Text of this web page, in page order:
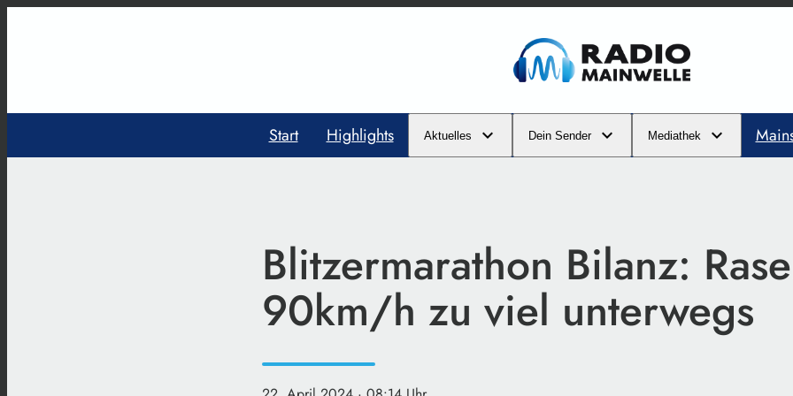
Start Highlights Aktuelles Dein Sender Mediathek
Blitzermarathon Bilanz:
90km/h zu viel unterwegs